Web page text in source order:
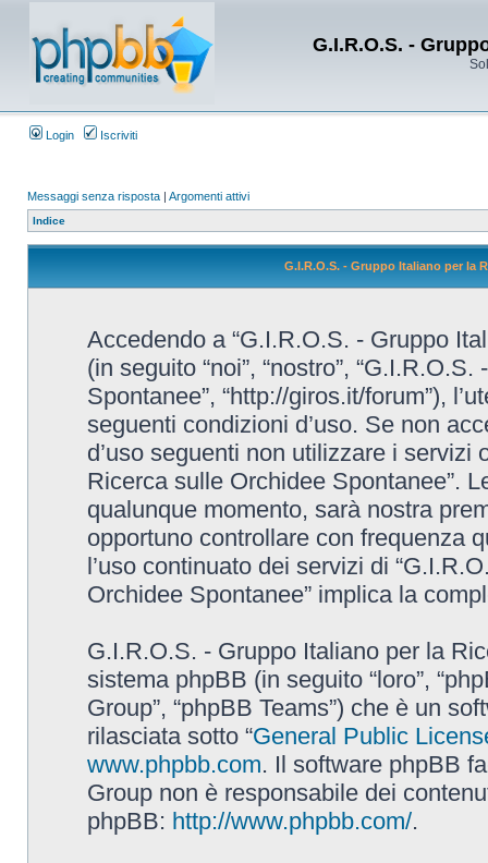
G.I.R.O.S. -
Login Iscriviti
Messaggi senza risposta | Argomenti attivi
Indice
G.I.R.O.S. - Gruppo Italiano per la
Accedendo a “G.I.R.O.S. - Gruppo
(in seguito “noi”, “nostro”,
Spontanee”, “http://giros.it/forum”),
seguenti condizioni d’uso. Se non
d’uso seguenti non utilizzare i servizi
Ricerca sulle Orchidee Spontanee”.
qualunque momento, sarà nostra
opportuno controllare con frequenza
l’uso continuato dei servizi di
Orchidee Spontanee” implica la
G.I.R.O.S. - Gruppo Italiano per la
sistema phpBB (in seguito “loro”,
Group”, “phpBB Teams”) che è un
rilasciata sotto “General Public
www.phpbb.com. Il software phpBB
Group non è responsabile dei
phpBB: http://www.phpbb.com/.